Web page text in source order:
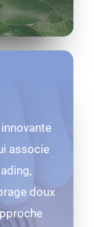
associe
doux